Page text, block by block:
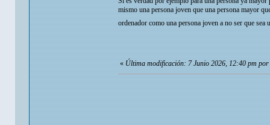
mismo una persona joven que una persona mayor
ordenador como una persona joven a no ser que
«Última modificación: 7 Junio 2026, 12:40 pm